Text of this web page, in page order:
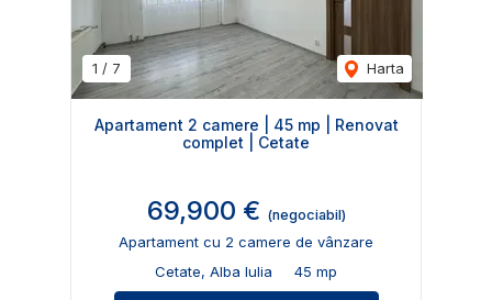
1 / 7 Harta
Apartament 2 camere | 45 mp | Renovat
complet | Cetate
69,900 € (negociabil)
Apartament cu 2 camere de vânzare
Cetate, Alba Iulia
45 mp